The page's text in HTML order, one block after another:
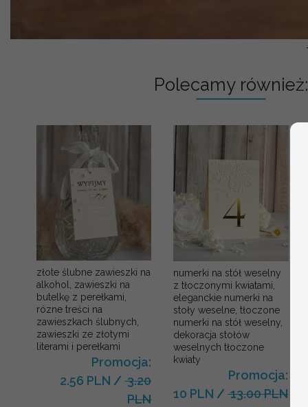
Polecamy również:
złote ślubne zawieszki na
alkohol, zawieszki na
butelkę z perełkami,
rózne treści na
zawieszkach ślubnych,
zawieszki ze złotymi
literami i perełkami
Promocja:
2.56 PLN /3.20
PLN
numerki na stół weselny
z tłoczonymi kwiatami,
eleganckie numerki na
stoły weselne, tłoczone
numerki na stół weselny,
dekoracja stołów
weselnych tłoczone
kwiaty
Promocja:
10 PLN /13.00 PLN